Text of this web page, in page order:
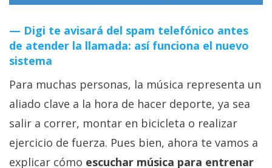
Sistemas
operativos
Profesional
+
Más
Digi te avisará del spam telefónico antes
de atender la llamada: así funciona el nuevo
sistema
Para muchas personas, la música representa un
aliado clave a la hora de hacer deporte, ya sea
salir a correr, montar en bicicleta o realizar
ejercicio de fuerza. Pues bien, ahora te vamos a
explicar cómo escuchar música para entrenar